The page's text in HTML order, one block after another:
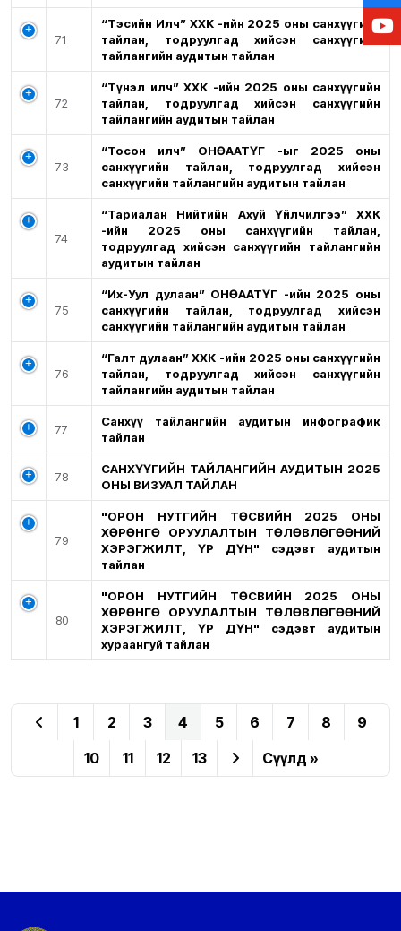
71
“Тэсийн Илч” ХХК -ийн 2025 оны санхүүгийн
тайлан, тодруулгад хийсэн санхүүгийн
тайлангийн аудитын тайлан
72
“Түнэл илч” ХХК -ийн 2025 оны санхүүгийн
тайлан, тодруулгад хийсэн санхүүгийн
тайлангийн аудитын тайлан
73
“Тосон илч” ОНӨААТҮГ -ыг 2025 оны
санхүүгийн тайлан, тодруулгад хийсэн
санхүүгийн тайлангийн аудитын тайлан
74
“Тариалан Нийтийн Ахуй Үйлчилгээ” ХХК
-ийн 2025 оны санхүүгийн тайлан,
тодруулгад хийсэн санхүүгийн тайлангийн
аудитын тайлан
75
“Их-Уул дулаан” ОНӨААТҮГ -ийн 2025 оны
санхүүгийн тайлан, тодруулгад хийсэн
санхүүгийн тайлангийн аудитын тайлан
76
“Галт дулаан” ХХК -ийн 2025 оны санхүүгийн
тайлан, тодруулгад хийсэн санхүүгийн
тайлангийн аудитын тайлан
77
Санхүү тайлангийн аудитын инфографик
тайлан
78
САНХҮҮГИЙН ТАЙЛАНГИЙН АУДИТЫН 2025
ОНЫ ВИЗУАЛ ТАЙЛАН
79
"ОРОН НУТГИЙН ТӨСВИЙН 2025 ОНЫ
ХӨРӨНГӨ ОРУУЛАЛТЫН ТӨЛӨВЛӨГӨӨНИЙ
ХЭРЭГЖИЛТ, ҮР ДҮН" сэдэвт аудитын
тайлан
80
"ОРОН НУТГИЙН ТӨСВИЙН 2025 ОНЫ
ХӨРӨНГӨ ОРУУЛАЛТЫН ТӨЛӨВЛӨГӨӨНИЙ
ХЭРЭГЖИЛТ, ҮР ДҮН" сэдэвт аудитын
хураангуй тайлан
1 2 3 4 5 6 7 8
9
10
11 12 13 Сүүлд »